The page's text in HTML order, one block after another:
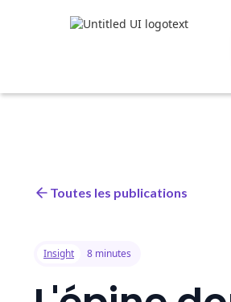
Toutes les publications
Insight 8 minutes